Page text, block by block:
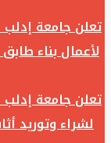
تعلن جامعة
لأعمال بناء
تعلن جامعة
لشراء وتوريد